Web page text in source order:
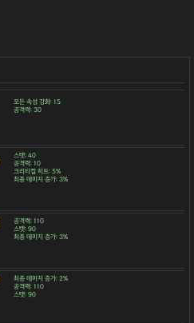
모든 속성 강화: 15
공격력: 30
스탯: 40
공격력: 10
크리티컬 히트: 5%
최종 데미지 증가: 3%
공격력: 110
스탯: 90
최종 데미지 증가: 3%
최종 데미지 증가: 2%
공격력: 110
스탯: 90